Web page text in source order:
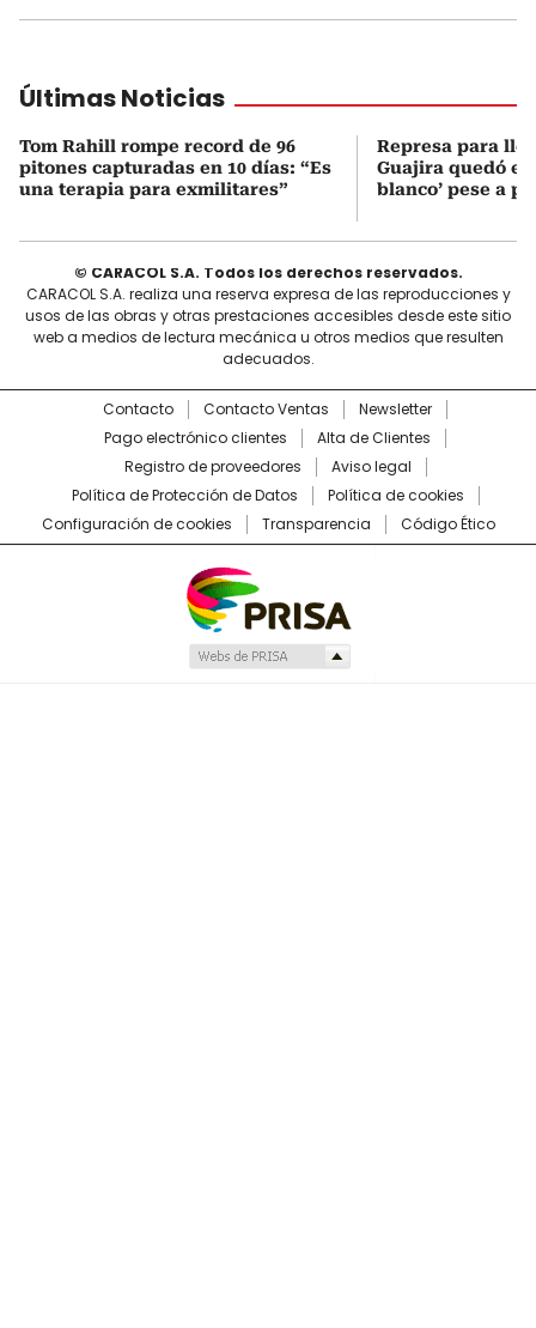
Últimas Noticias
Tom Rahill rompe record de 96
pitones capturadas en 10 días: “Es
una terapia para exmilitares”
Represa para
Guajira quedó en
blanco’ pese a
© CARACOL S.A. Todos los derechos reservados.
CARACOL S.A. realiza una reserva expresa de las reproducciones y
usos de las obras y otras prestaciones accesibles desde este sitio
web a medios de lectura mecánica u otros medios que resulten
adecuados.
Contacto Contacto Ventas
Newsletter
Pago electrónico clientes
Alta de Clientes
Registro de proveedores
Aviso legal
Política de Protección de Datos
Política de cookies
Configuración de cookies
Transparencia Código Ético